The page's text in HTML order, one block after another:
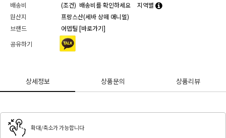
배송비
(조건) 배송비를 확인하세요
지역별
원산지
프랑스산(세바 상떼 애니멀)
브랜드
어뎁틸 [바로가기]
공유하기
상세정보 상품문의 상품리뷰
확대/축소가 가능합니다